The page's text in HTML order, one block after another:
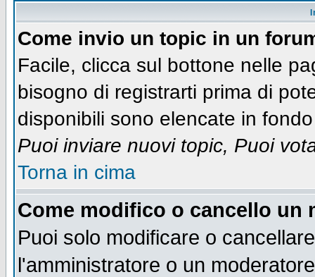
Come invio un topic in un
Facile, clicca sul bottone nelle
bisogno di registrarti prima di
disponibili sono elencate in
Puoi inviare nuovi topic, Puoi
Torna in cima
Come modifico o cancello un
Puoi solo modificare o
l'amministratore o un